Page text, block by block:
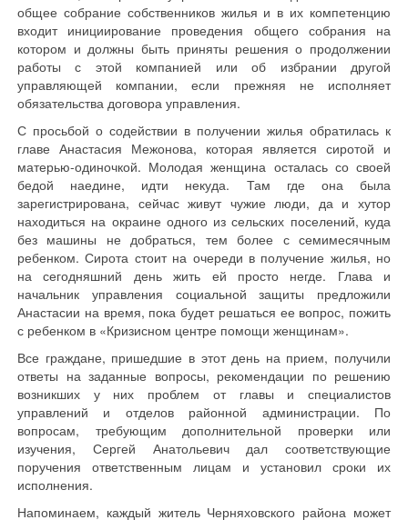
общее собрание собственников жилья и в их компетенцию
входит инициирование проведения общего собрания на
котором и должны быть приняты решения о продолжении
работы с этой компанией или об избрании другой
управляющей компании, если прежняя не исполняет
обязательства договора управления.
С просьбой о содействии в получении жилья обратилась к
главе Анастасия Межонова, которая является сиротой и
матерью-одиночкой. Молодая женщина осталась со своей
бедой наедине, идти некуда. Там где она была
зарегистрирована, сейчас живут чужие люди, да и хутор
находиться на окраине одного из сельских поселений, куда
без машины не добраться, тем более с семимесячным
ребенком. Сирота стоит на очереди в получение жилья, но
на сегодняшний день жить ей просто негде. Глава и
начальник управления социальной защиты предложили
Анастасии на время, пока будет решаться ее вопрос, пожить
с ребенком в «Кризисном центре помощи женщинам».
Все граждане, пришедшие в этот день на прием, получили
ответы на заданные вопросы, рекомендации по решению
возникших у них проблем от главы и специалистов
управлений и отделов районной администрации. По
вопросам, требующим дополнительной проверки или
изучения, Сергей Анатольевич дал соответствующие
поручения ответственным лицам и установил сроки их
исполнения.
Напоминаем, каждый житель Черняховского района может